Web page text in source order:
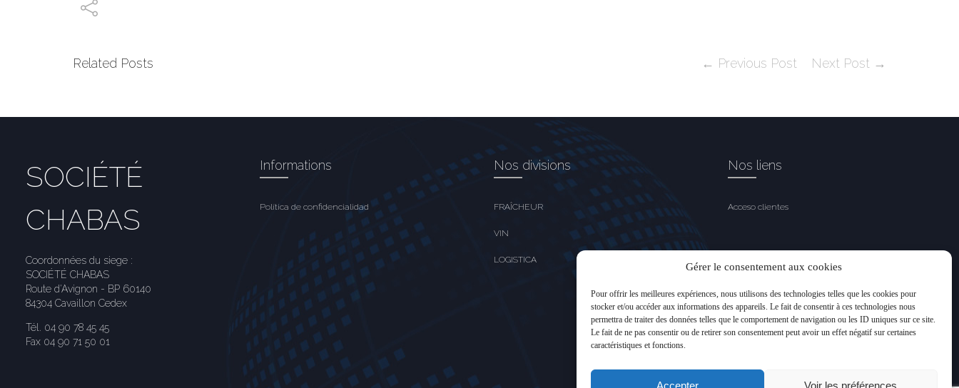
Gérer le consentement aux cookies
Pour offrir les meilleures expériences, nous utilisons des technologies telles que les cookies pour
stocker et/ou accéder aux informations des appareils. Le fait de consentir à ces technologies nous
permettra de traiter des données telles que le comportement de navigation ou les ID uniques sur ce site.
Le fait de ne pas consentir ou de retirer son consentement peut avoir un effet négatif sur certaines
caractéristiques et fonctions.
Accepter Voir les préférences
Related Posts ← Previous Post Next Post →
SOCIÉTÉ
CHABAS
Coordonnées du siege :
SOCIÉTÉ CHABAS
Route d'Avignon - BP 60140
84304 Cavaillon Cedex
Tél. 04 90 78 45 45
Fax 04 90 71 50 01
Informations
Política de confidencialidad
Nos divisions
FRAÎCHEUR
VIN
LOGISTICA
Nos liens
Acceso clientes